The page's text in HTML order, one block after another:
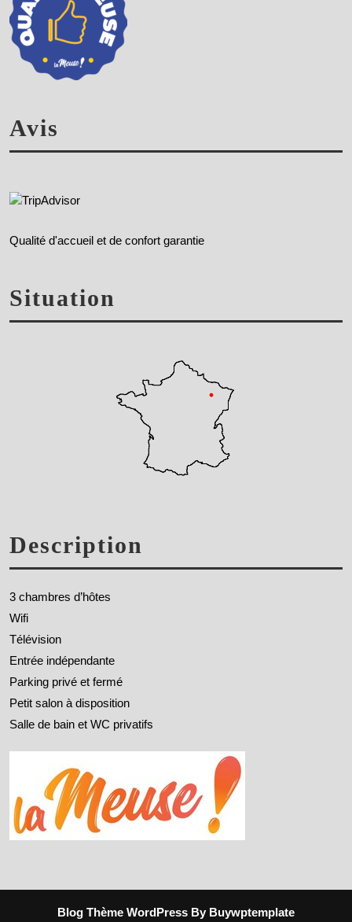
Avis
Qualité d'accueil et de confort garantie
Situation
Description
3 chambres d’hôtes
Wifi
Télévision
Entrée indépendante
Parking privé et fermé
Petit salon à disposition
Salle de bain et WC privatifs
Blog Thème WordPress By Buywptemplate